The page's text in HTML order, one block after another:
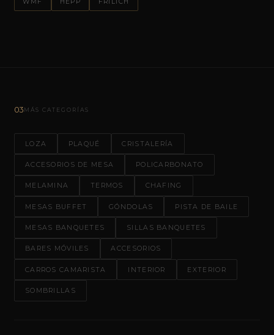
WMF HEPP FRILICH
03MÁS CATEGORÍAS
LOZA PLAQUÉ CRISTALERÍA
ACCESORIOS DE MESA POLICARBONATO
MELAMINA TERMOS CHAFING
MESAS BUFFET GÓNDOLAS PISTA DE BAILE
MESAS BANQUETES SILLAS BANQUETES
BARES MÓVILES ACCESORIOS
CARROS CAMARISTA INTERIOR EXTERIOR
SOMBRILLAS